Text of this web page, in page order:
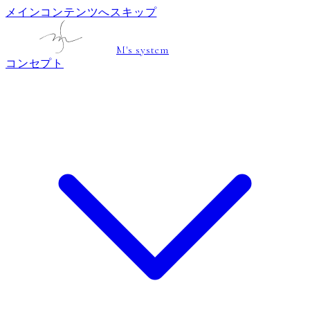
メインコンテンツへスキップ
M's system
コンセプト